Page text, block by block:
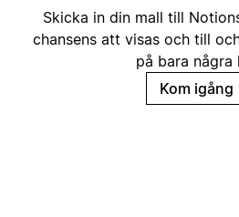
Skicka in din mall till
chansens att visas och till
på bara några
Kom igång